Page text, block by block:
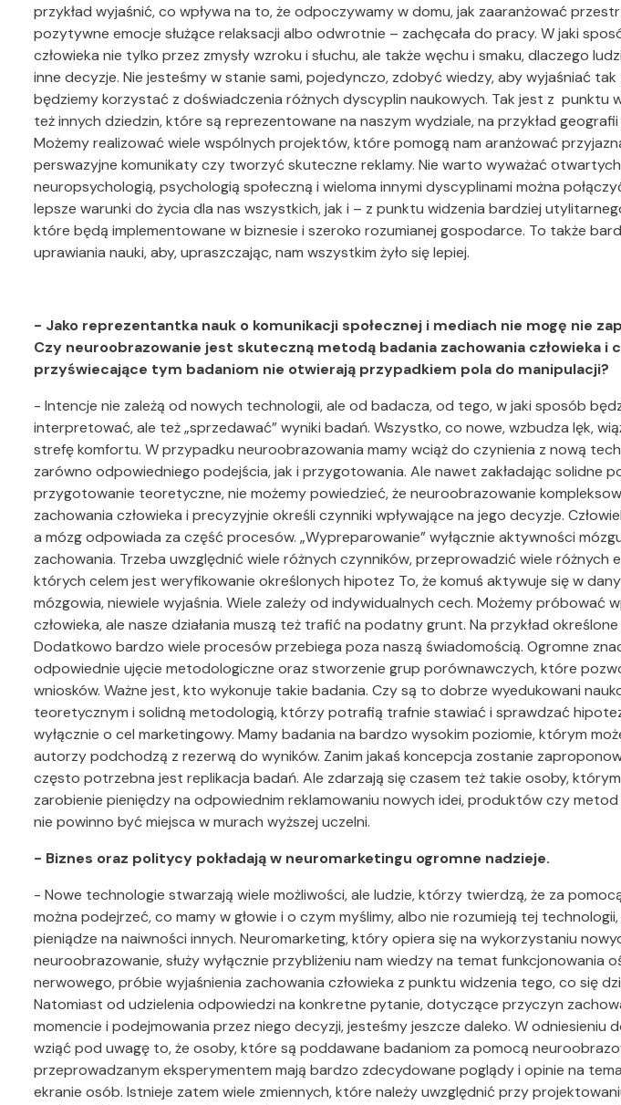
przykład wyjaśnić, co wpływa na to, że odpoczywamy w domu, jak zaaranżować
pozytywne emocje służące relaksacji albo odwrotnie – zachęcała do pracy. W jaki
człowieka nie tylko przez zmysły wzroku i słuchu, ale także węchu i smaku, dlaczego
inne decyzje. Nie jesteśmy w stanie sami, pojedynczo, zdobyć wiedzy, aby wyjaśniać tak
będziemy korzystać z doświadczenia różnych dyscyplin naukowych. Tak jest z punktu
też innych dziedzin, które są reprezentowane na naszym wydziale, na przykład
Możemy realizować wiele wspólnych projektów, które pomogą nam aranżować
perswazyjne komunikaty czy tworzyć skuteczne reklamy. Nie warto wyważać otwartych
neuropsychologią, psychologią społeczną i wieloma innymi dyscyplinami można
lepsze warunki do życia dla nas wszystkich, jak i – z punktu widzenia bardziej
które będą implementowane w biznesie i szeroko rozumianej gospodarce. To także
uprawiania nauki, aby, upraszczając, nam wszystkim żyło się lepiej.
- Jako reprezentantka nauk o komunikacji społecznej i mediach nie mogę nie
Czy neuroobrazowanie jest skuteczną metodą badania zachowania człowieka i
przyświecające tym badaniom nie otwierają przypadkiem pola do manipulacji?
- Intencje nie zależą od nowych technologii, ale od badacza, od tego, w jaki sposób
interpretować, ale też „sprzedawać” wyniki badań. Wszystko, co nowe, wzbudza lęk,
strefę komfortu. W przypadku neuroobrazowania mamy wciąż do czynienia z nową
zarówno odpowiedniego podejścia, jak i przygotowania. Ale nawet zakładając solidne
przygotowanie teoretyczne, nie możemy powiedzieć, że neuroobrazowanie
zachowania człowieka i precyzyjnie określi czynniki wpływające na jego decyzje.
a mózg odpowiada za część procesów. „Wypreparowanie” wyłącznie aktywności
zachowania. Trzeba uwzględnić wiele różnych czynników, przeprowadzić wiele różnych
których celem jest weryfikowanie określonych hipotez To, że komuś aktywuje się w
mózgowia, niewiele wyjaśnia. Wiele zależy od indywidualnych cech. Możemy próbować
człowieka, ale nasze działania muszą też trafić na podatny grunt. Na przykład
Dodatkowo bardzo wiele procesów przebiega poza naszą świadomością. Ogromne
odpowiednie ujęcie metodologiczne oraz stworzenie grup porównawczych, które
wniosków. Ważne jest, kto wykonuje takie badania. Czy są to dobrze wyedukowani
teoretycznym i solidną metodologią, którzy potrafią trafnie stawiać i sprawdzać
wyłącznie o cel marketingowy. Mamy badania na bardzo wysokim poziomie, którym
autorzy podchodzą z rezerwą do wyników. Zanim jakaś koncepcja zostanie
często potrzebna jest replikacja badań. Ale zdarzają się czasem też takie osoby,
zarobienie pieniędzy na odpowiednim reklamowaniu nowych idei, produktów czy
nie powinno być miejsca w murach wyższej uczelni.
- Biznes oraz politycy pokładają w neuromarketingu ogromne nadzieje.
- Nowe technologie stwarzają wiele możliwości, ale ludzie, którzy twierdzą, że za
można podejrzeć, co mamy w głowie i o czym myślimy, albo nie rozumieją tej
pieniądze na naiwności innych. Neuromarketing, który opiera się na wykorzystaniu
neuroobrazowanie, służy wyłącznie przybliżeniu nam wiedzy na temat funkcjonowania
nerwowego, próbie wyjaśnienia zachowania człowieka z punktu widzenia tego, co się
Natomiast od udzielenia odpowiedzi na konkretne pytanie, dotyczące przyczyn
momencie i podejmowania przez niego decyzji, jesteśmy jeszcze daleko. W odniesieniu
wziąć pod uwagę to, że osoby, które są poddawane badaniom za pomocą
przeprowadzanym eksperymentem mają bardzo zdecydowane poglądy i opinie na
ekranie osób. Istnieje zatem wiele zmiennych, które należy uwzględnić przy